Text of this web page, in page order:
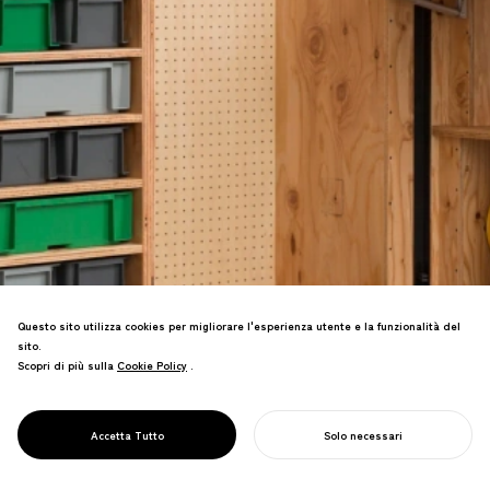
OPEN SOHKO
DESIGN
design gratuiti consentono
ristrutturazioni creative flessibili.
Questo sito utilizza cookies per migliorare l'esperienza utente e la funzionalità del
sito.
Scopri di più sulla Cookie Policy
Cookie Policy .
Accetta Tutto Solo necessari